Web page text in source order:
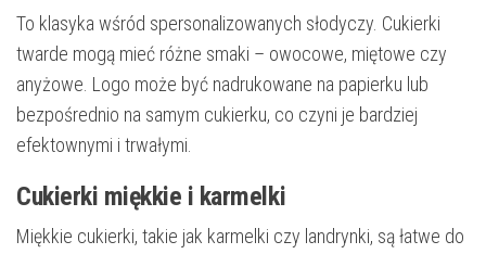
To klasyka wśród spersonalizowanych słodyczy. Cukierki
twarde mogą mieć różne smaki – owocowe, miętowe czy
anyżowe. Logo może być nadrukowane na papierku lub
bezpośrednio na samym cukierku, co czyni je bardziej
efektownymi i trwałymi.
Cukierki miękkie i karmelki
Miękkie cukierki, takie jak karmelki czy landrynki, są łatwe do